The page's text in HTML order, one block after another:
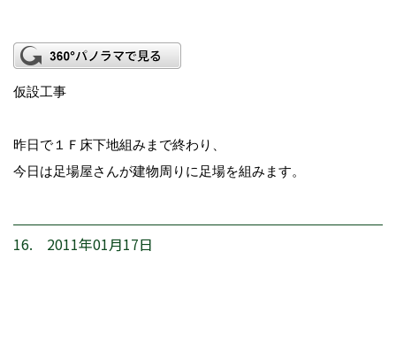
仮設工事
昨日で１Ｆ床下地組みまで終わり、
今日は足場屋さんが建物周りに足場を組みます。
16. 2011年01月17日